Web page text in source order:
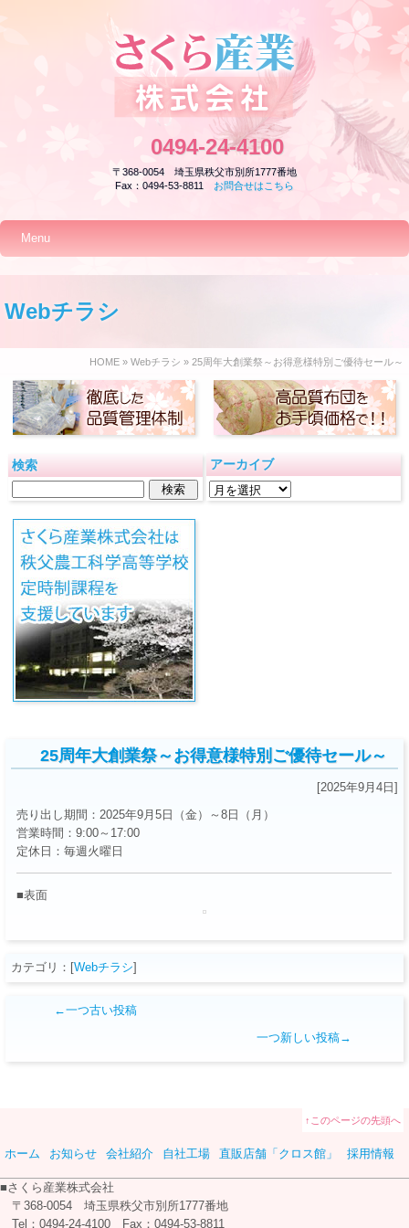
0494-24-4100
〒368-0054 埼玉県秩父市別所1777番地
Fax：0494-53-8811 お問合せはこちら
Menu
Webチラシ
HOME »Webチラシ » 25周年大創業祭～お得意様特別ご優待セール～
検索 アーカイブ
25周年大創業祭～お得意様特別ご優待セール～
[2025年9月4日]
売り出し期間：2025年9月5日（金）～8日（月）
営業時間：9:00～17:00
定休日：毎週火曜日
■表面
カテゴリ：[Webチラシ]
←一つ古い投稿
一つ新しい投稿→
↑このページの先頭へ
ホーム お知らせ 会社紹介 自社工場 直販店舗「クロス館」 採用情報
■さくら産業株式会社
〒368-0054 埼玉県秩父市別所1777番地
Tel：0494-24-4100 Fax：0494-53-8811